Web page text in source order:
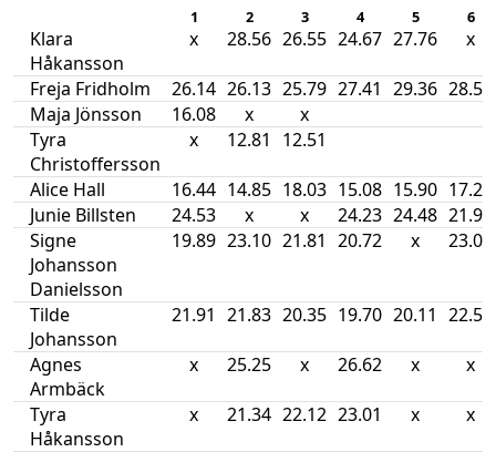
1 2 3 4 5 6
Klara
Håkansson
x 28.56 26.55 24.67 27.76 x
Freja Fridholm 26.14 26.13 25.79 27.41 29.36 28.54
Maja Jönsson
16.08 x
x
Tyra
Christoffersson
x 12.81 12.51
Alice Hall 16.44 14.85 18.03 15.08 15.90 17.26
Junie Billsten
24.53 x x 24.23 24.48 21.96
Signe
Johansson
Danielsson
19.89 23.10 21.81 20.72 x 23.07
Tilde
Johansson
21.91 21.83 20.35 19.70 20.11 22.54
Agnes
Armbäck
x 25.25 x 26.62 x x
Tyra
Håkansson
x 21.34 22.12 23.01 x x